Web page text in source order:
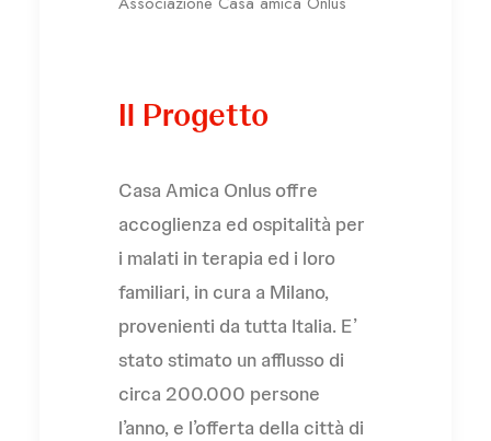
Il Progetto
Casa Amica Onlus offre
accoglienza ed ospitalità per
i malati in terapia ed i loro
familiari, in cura a Milano,
provenienti da tutta Italia. E’
stato stimato un afflusso di
circa 200.000 persone
l’anno, e l’offerta della città di